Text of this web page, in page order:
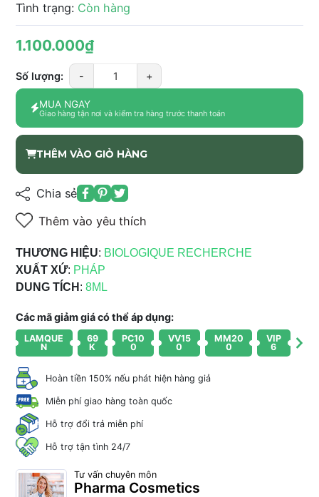
Tình trạng: Còn hàng
1.100.000₫
Số lượng: - +
MUA NGAY
Giao hàng tận nơi và kiểm tra hàng trước thanh toán
THÊM VÀO GIỎ HÀNG
Chia sẻ
Thêm vào yêu thích
THƯƠNG HIỆU: BIOLOGIQUE RECHERCHE
XUẤT XỨ: PHÁP
DUNG TÍCH: 8ML
Các mã giảm giá có thể áp dụng:
LAMQUE
N
69
K
PC10
0
VV15
0
MM20
0
VIP
6
Hoàn tiền 150% nếu phát hiện hàng giả
Miễn phí giao hàng toàn quốc
Hỗ trợ đổi trả miễn phí
Hỗ trợ tận tình 24/7
Tư vấn chuyên môn
Pharma Cosmetics